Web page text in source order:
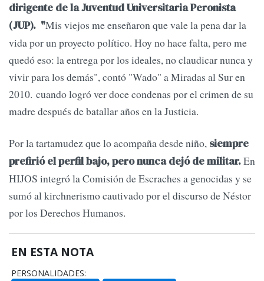
dirigente de la Juventud Universitaria Peronista
(JUP). "Mis viejos me enseñaron que vale la pena dar la
vida por un proyecto político. Hoy no hace falta, pero me
quedó eso: la entrega por los ideales, no claudicar nunca y
vivir para los demás", contó "Wado" a Miradas al Sur en
2010. cuando logró ver doce condenas por el crimen de su
madre después de batallar años en la Justicia.
Por la tartamudez que lo acompaña desde niño, siempre
prefirió el perfil bajo, pero nunca dejó de militar.En
HIJOS integró la Comisión de Escraches a genocidas y se
sumó al kirchnerismo cautivado por el discurso de Néstor
por los Derechos Humanos.
EN ESTA NOTA
PERSONALIDADES: